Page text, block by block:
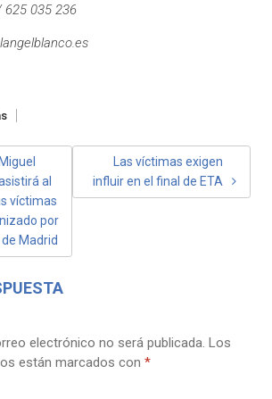
625 035 236
al
víctimas
por
Madrid
Las víctimas exigen
influir en el final de ETA
electrónico no será publicada. Los
están marcados con *